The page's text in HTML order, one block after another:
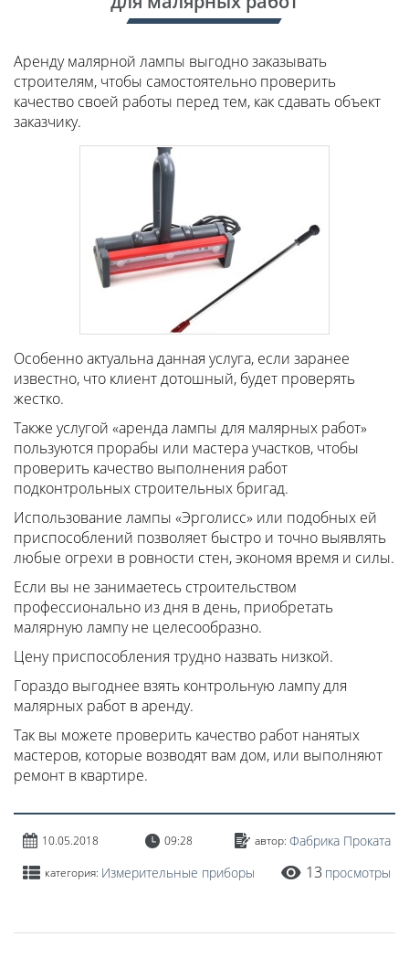
Аренду малярной лампы выгодно заказывать
строителям, чтобы самостоятельно проверить
качество своей работы перед тем, как сдавать объект
заказчику.
Особенно актуальна данная услуга, если заранее
известно, что клиент дотошный, будет проверять
жестко.
Также услугой «аренда лампы для малярных работ»
пользуются прорабы или мастера участков, чтобы
проверить качество выполнения работ
подконтрольных строительных бригад.
Использование лампы «Эрголисс» или подобных ей
приспособлений позволяет быстро и точно выявлять
любые огрехи в ровности стен, экономя время и силы.
Если вы не занимаетесь строительством
профессионально из дня в день, приобретать
малярную лампу не целесообразно.
Цену приспособления трудно назвать низкой.
Гораздо выгоднее взять контрольную лампу для
малярных работ в аренду.
Так вы можете проверить качество работ нанятых
мастеров, которые возводят вам дом, или выполняют
ремонт в квартире.
10.05.2018 09:28 автор: Фабрика Проката
категория: Измерительные приборы 13 просмотры